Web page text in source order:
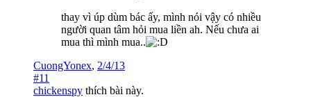
thay vì úp dùm bác ấy, mình nói vậy có nhiều
người quan tâm hỏi mua liền ah. Nếu chưa ai
mua thì mình mua..
CuongYonex, 2/4/13
#11
chickenspy thích bài này.